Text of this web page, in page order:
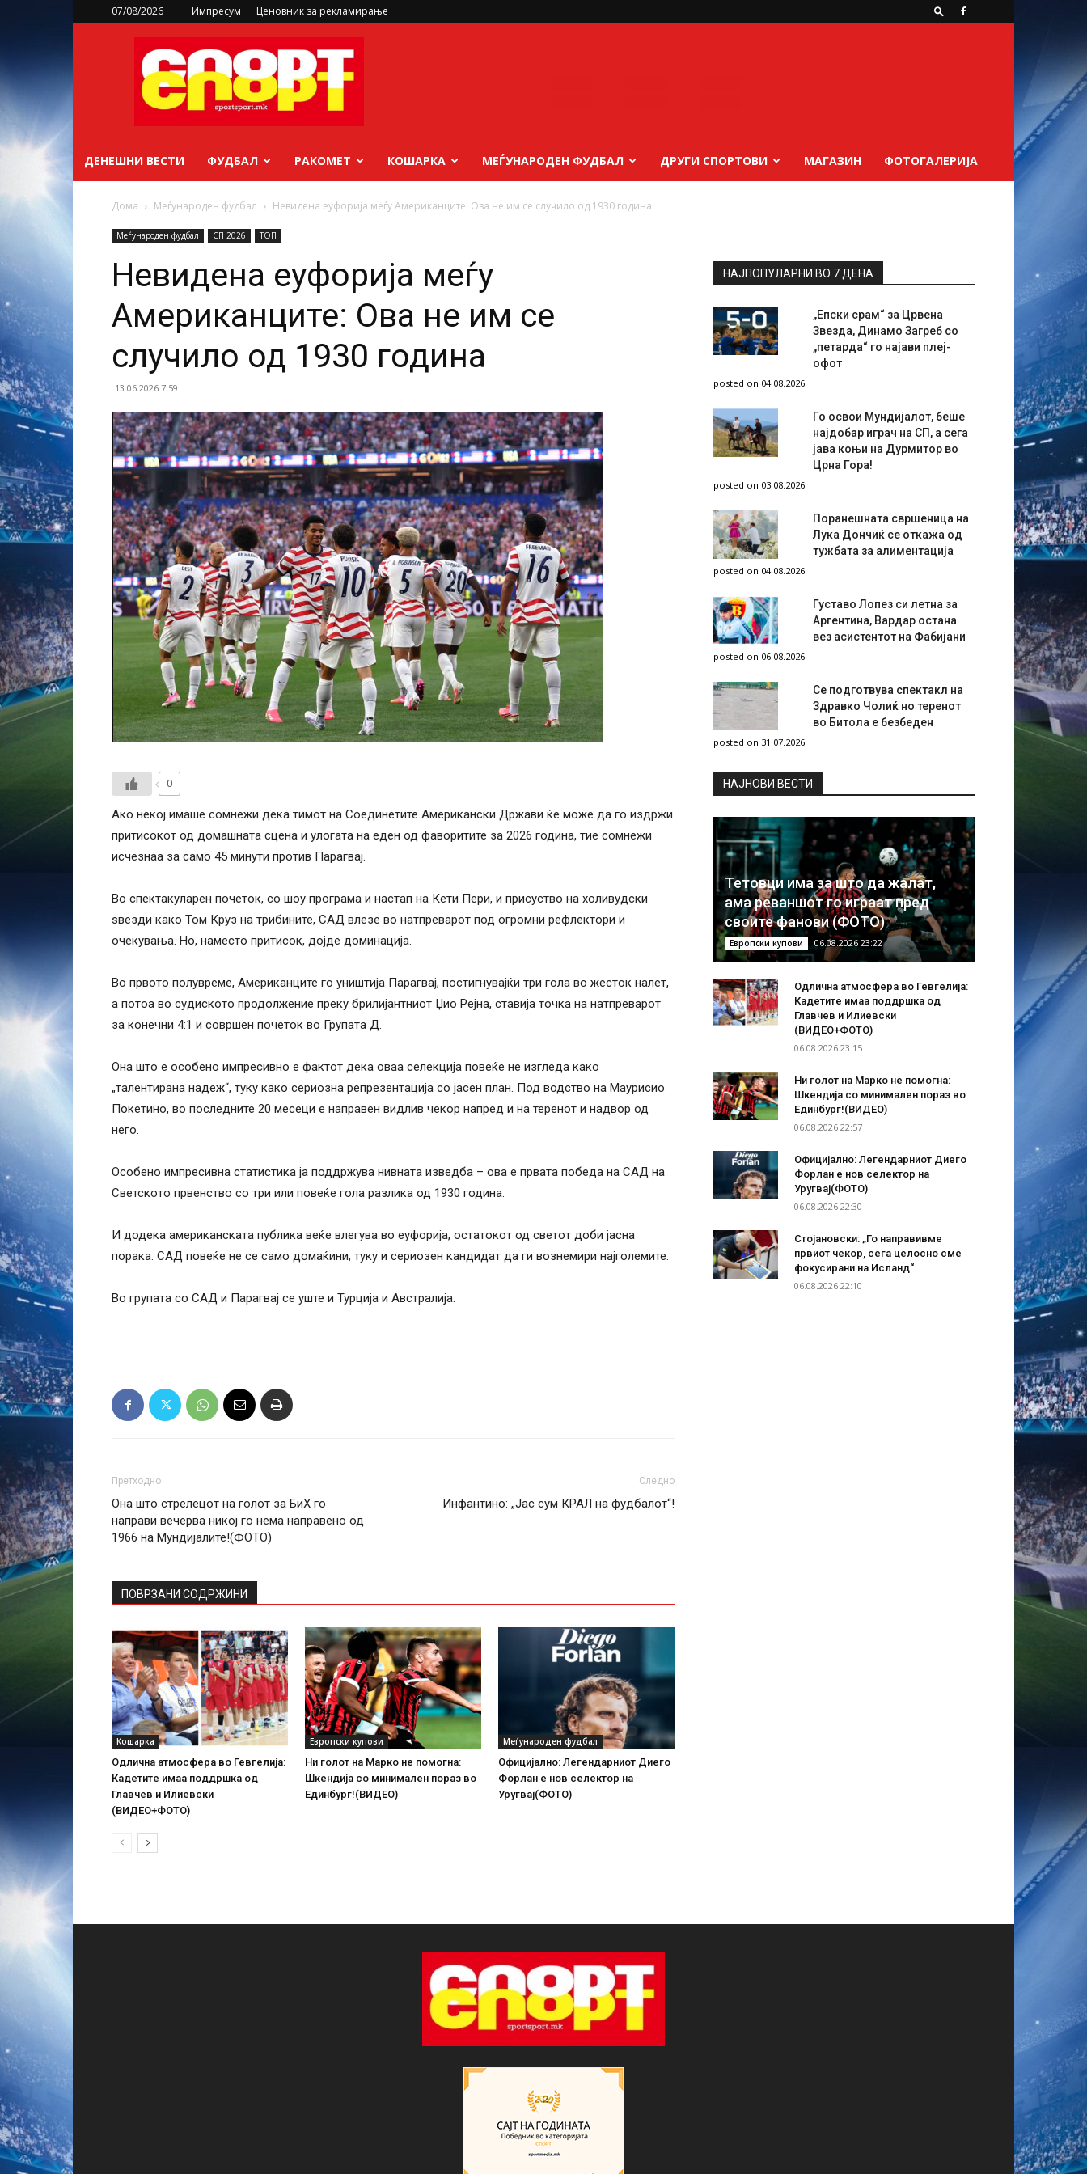
07/08/2026 Импресум Ценовник за рекламирање
sportsport.mk
ДЕНЕШНИ ВЕСТИ ФУДБАЛ РАКОМЕТ КОШАРКА МЕЃУНАРОДЕН ФУДБАЛ ДРУГИ СПОРТОВИ МАГАЗИН ФОТОГАЛЕРИЈА
Дома Меѓународен фудбал Невидена еуфорија меѓу Американците: Ова не им се случило од 1930 година
Меѓународен фудбал СП 2026 ТОП
Невидена еуфорија меѓу
Американците: Ова не им се
случило од 1930 година
13.06.2026 7:59
0
Ако некој имаше сомнежи дека тимот на Соединетите Американски Држави ќе може да го издржи
притисокот од домашната сцена и улогата на еден од фаворитите за 2026 година, тие сомнежи
исчезнаа за само 45 минути против Парагвај.
Во спектакуларен почеток, со шоу програма и настап на Кети Пери, и присуство на холивудски
ѕвезди како Том Круз на трибините, САД влезе во натпреварот под огромни рефлектори и
очекувања. Но, наместо притисок, дојде доминација.
Во првото полувреме, Американците го уништија Парагвај, постигнувајќи три гола во жесток налет,
а потоа во судиското продолжение преку брилијантниот Џио Рејна, ставија точка на натпреварот
за конечни 4:1 и совршен почеток во Групата Д.
Она што е особено импресивно е фактот дека оваа селекција повеќе не изгледа како
„талентирана надеж“, туку како сериозна репрезентација со јасен план. Под водство на Маурисио
Покетино, во последните 20 месеци е направен видлив чекор напред и на теренот и надвор од
него.
Особено импресивна статистика ја поддржува нивната изведба – ова е првата победа на САД на
Светското првенство со три или повеќе гола разлика од 1930 година.
И додека американската публика веќе влегува во еуфорија, остатокот од светот доби јасна
порака: САД повеќе не се само домаќини, туку и сериозен кандидат да ги вознемири најголемите.
Во групата со САД и Парагвај се уште и Турција и Австралија.
Претходно
Она што стрелецот на голот за БиХ го
направи вечерва никој го нема направено од
1966 на Мундијалите!(ФОТО)
Следно
Инфантино: „Јас сум КРАЛ на фудбалот“!
ПОВРЗАНИ СОДРЖИНИ
Кошарка
Одлична атмосфера во Гевгелија:
Кадетите имаа поддршка од
Главчев и Илиевски
(ВИДЕО+ФОТО)
Европски купови
Ни голот на Марко не помогна:
Шкендија со минимален пораз во
Единбург!(ВИДЕО)
Меѓународен фудбал
Официјално: Легендарниот Диего
Форлан е нов селектор на
Уругвај(ФОТО)
НАЈПОПУЛАРНИ ВО 7 ДЕНА
„Епски срам“ за Црвена
Звезда, Динамо Загреб со
„петарда“ го најави плеј-
офот
posted on 04.08.2026
Го освои Мундијалот, беше
најдобар играч на СП, а сега
јава коњи на Дурмитор во
Црна Гора!
posted on 03.08.2026
Поранешната свршеница на
Лука Дончиќ се откажа од
тужбата за алиментација
posted on 04.08.2026
Густаво Лопез си летна за
Аргентина, Вардар остана
вез асистентот на Фабијани
posted on 06.08.2026
Се подготвува спектакл на
Здравко Чолиќ но теренот
во Битола е безбеден
posted on 31.07.2026
НAЈНОВИ ВЕСТИ
Тетовци има за што да жалат,
ама реваншот го играат пред
своите фанови (ФОТО)
Европски купови 06.08.2026 23:22
Одлична атмосфера во Гевгелија:
Кадетите имаа поддршка од
Главчев и Илиевски
(ВИДЕО+ФОТО)
06.08.2026 23:15
Ни голот на Марко не помогна:
Шкендија со минимален пораз во
Единбург!(ВИДЕО)
06.08.2026 22:57
Официјално: Легендарниот Диего
Форлан е нов селектор на
Уругвај(ФОТО)
06.08.2026 22:30
Стојановски: „Го направивме
првиот чекор, сега целосно сме
фокусирани на Исланд“
06.08.2026 22:10